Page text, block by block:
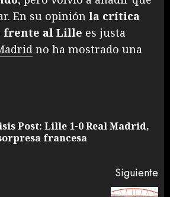
En su opinión la crítica
frente al Lille es justa
no ha mostrado una
Post: Lille 1-0 Real Madrid,
francesa
Siguiente